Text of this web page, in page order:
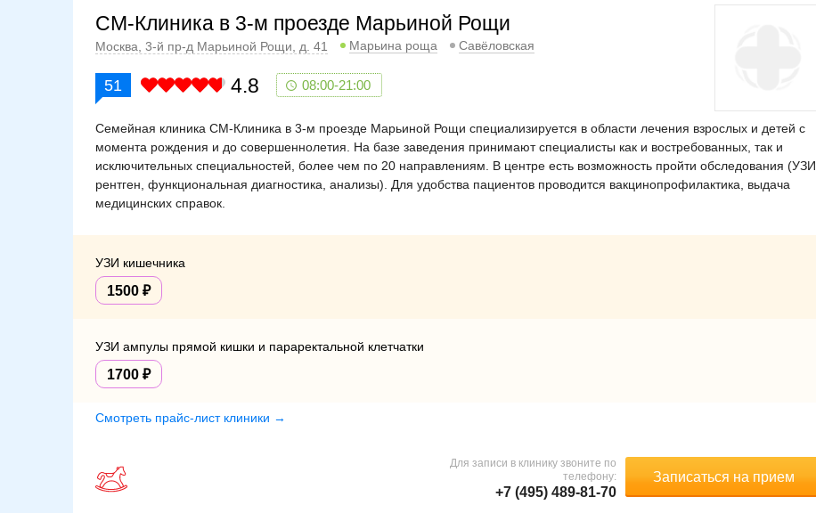
СМ-Клиника в 3-м проезде Марьиной Рощи
Москва, 3-й пр-д Марьиной Рощи, д. 41 Марьина роща Савёловская
51 4.8 08:00-21:00
Семейная клиника СМ-Клиника в 3-м проезде Марьиной Рощи специализируется в области лечения взрослых и детей с
момента рождения и до совершеннолетия. На базе заведения принимают специалисты как и востребованных, так и
исключительных специальностей, более чем по 20 направлениям. В центре есть возможность пройти обследования (УЗИ,
рентген, функциональная диагностика, анализы). Для удобства пациентов проводится вакцинопрофилактика, выдача
медицинских справок.
УЗИ кишечника
1500
УЗИ ампулы прямой кишки и параректальной клетчатки
1700
Смотреть прайс-лист клиники →
Записаться на прием
Для записи в клинику звоните по
телефону:
+7 (495) 489-81-70